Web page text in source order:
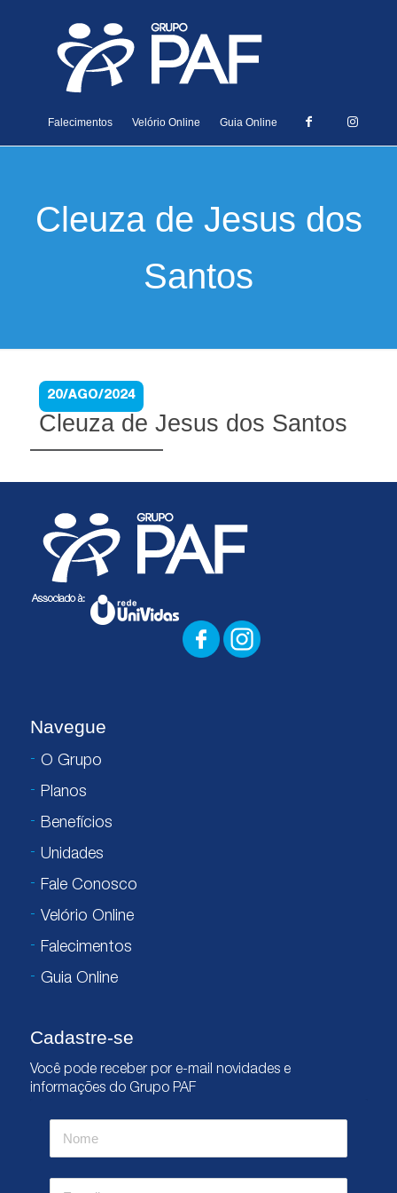
Falecimentos Velório Online Guia Online
Cleuza de Jesus dos
Santos
20/AGO/2024
Cleuza de Jesus dos Santos
Navegue
O Grupo
Planos
Benefícios
Unidades
Fale Conosco
Velório Online
Falecimentos
Guia Online
Cadastre-se
Você pode receber por e-mail novidades e
informações do Grupo PAF